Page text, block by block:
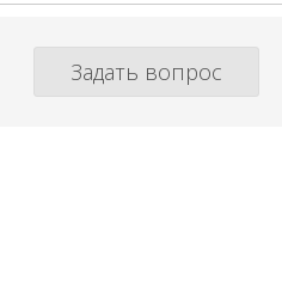
Задать вопрос